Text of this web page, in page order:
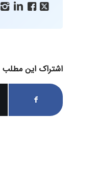
   
اشتراک این مطلب